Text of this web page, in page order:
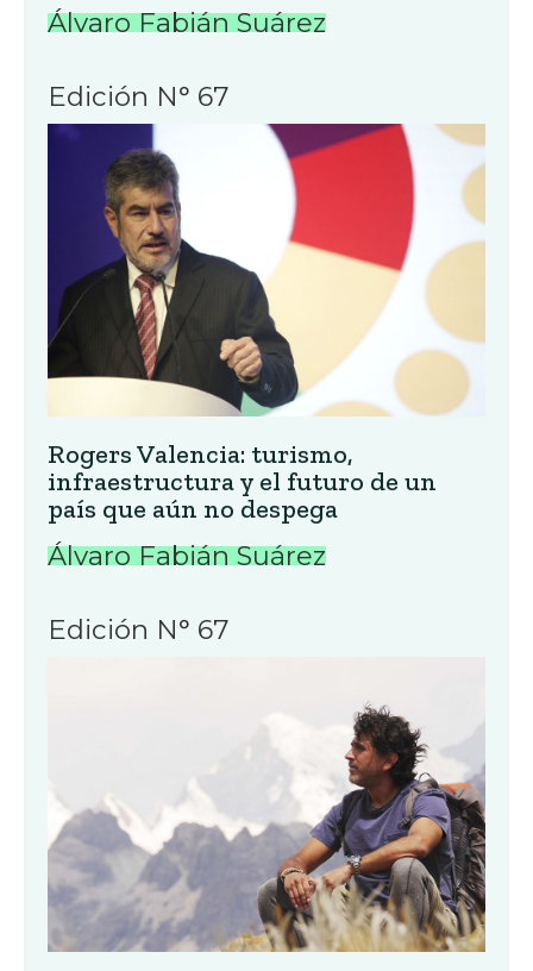
Álvaro Fabián Suárez
Edición N° 67
Rogers Valencia: turismo,
infraestructura y el futuro de un
país que aún no despega
Álvaro Fabián Suárez
Edición N° 67